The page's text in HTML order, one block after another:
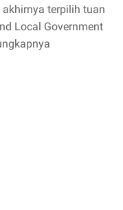
terpilih tuan
Local Government